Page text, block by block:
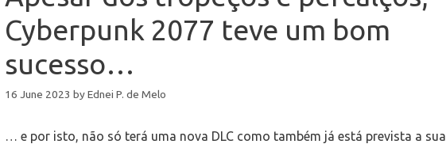
Cyberpunk 2077 teve um bom
sucesso…
16 June 2023 byEdnei P. de Melo
… e por isto, não só terá uma nova DLC como também já está prevista a sua